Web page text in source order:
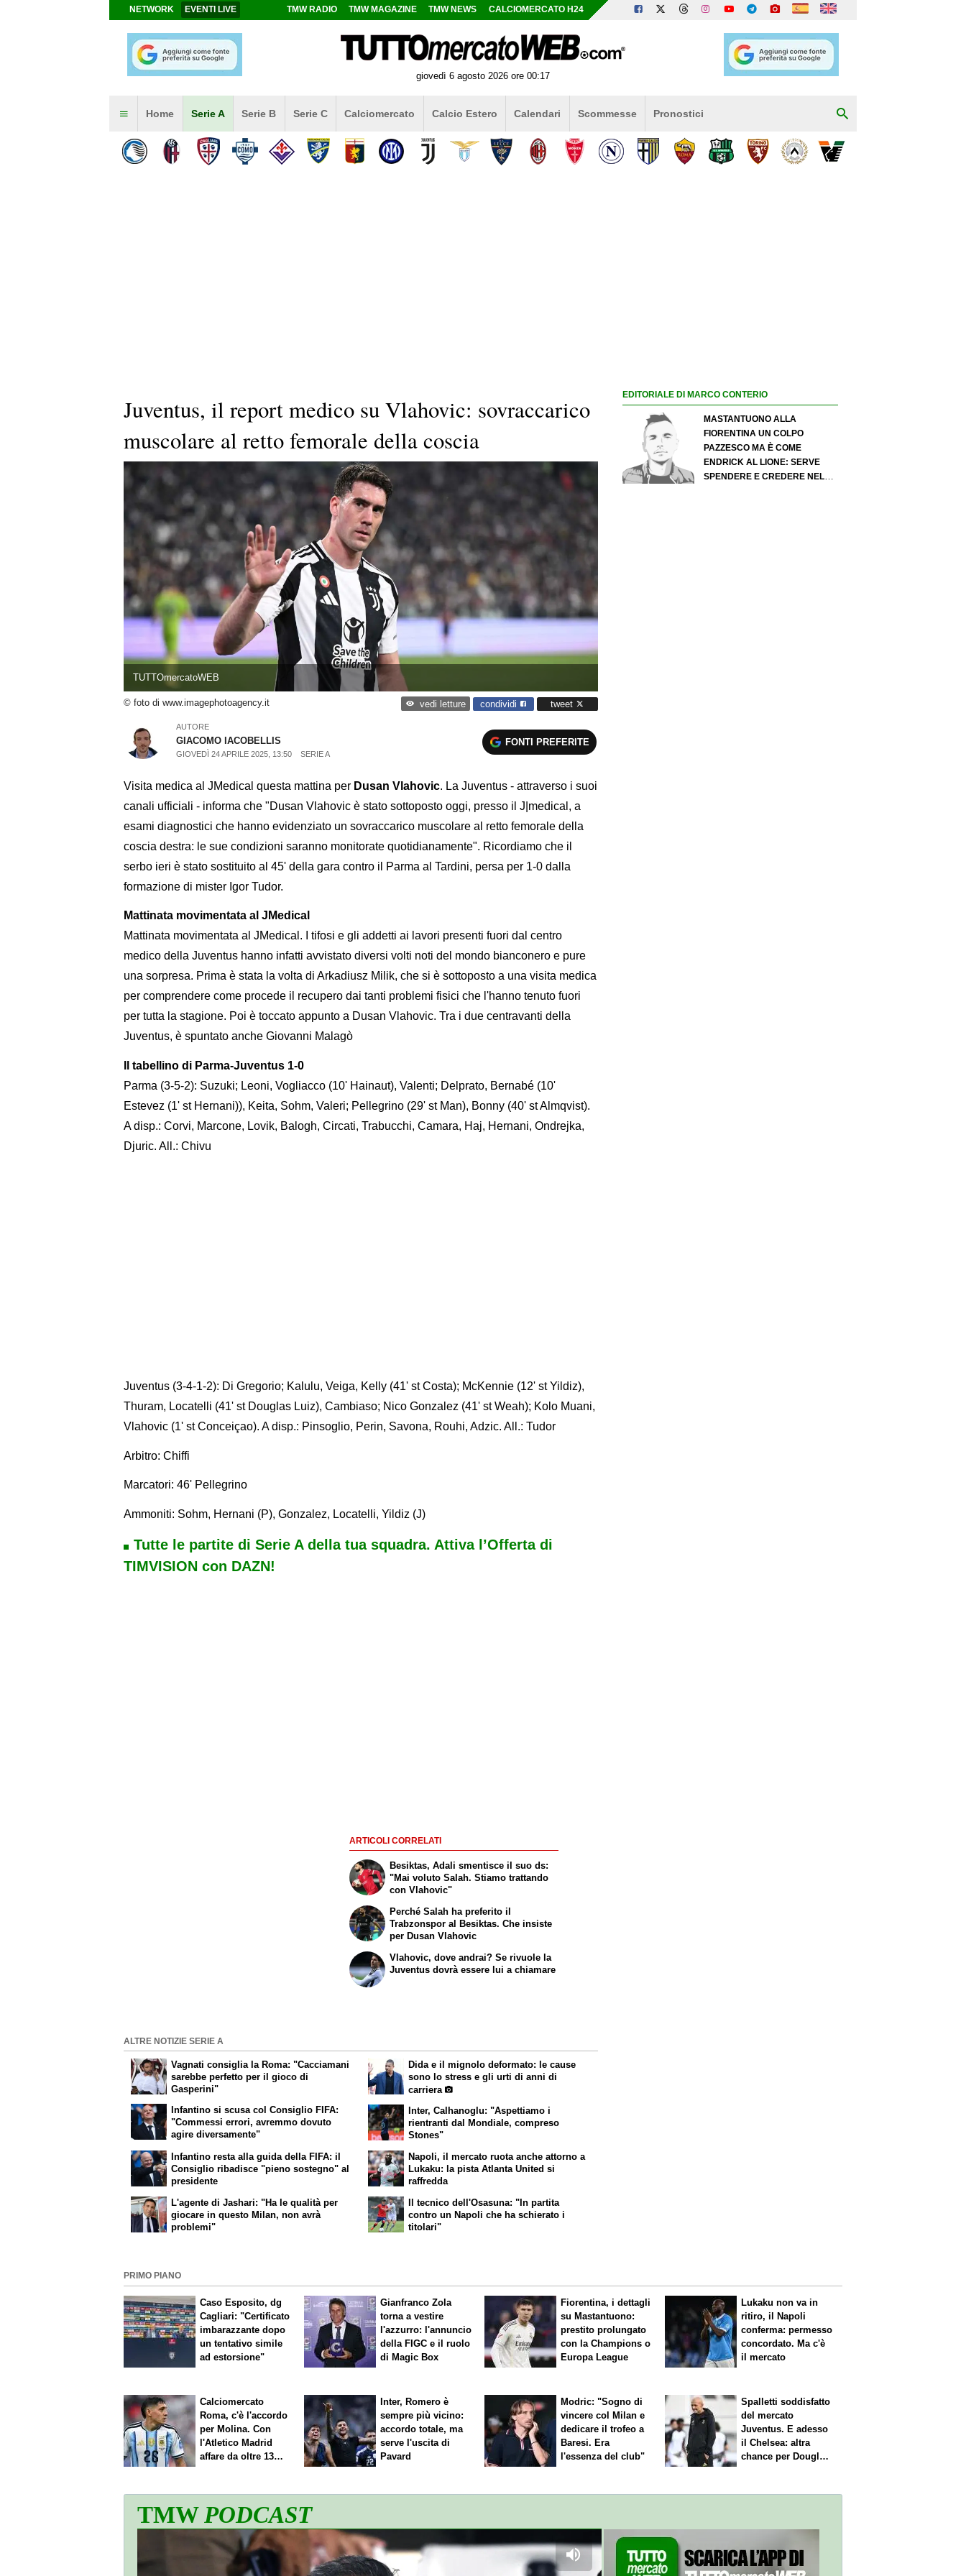
NETWORK EVENTI LIVE TMW RADIO TMW MAGAZINE TMW NEWS CALCIOMERCATO H24
giovedì 6 agosto 2026 ore 00:17
Home Serie A Serie B Serie C Calciomercato Calcio Estero Calendari Scommesse Pronostici
Juventus, il report medico su Vlahovic: sovraccarico
muscolare al retto femorale della coscia
TUTTOmercatoWEB
© foto di www.imagephotoagency.it vedi letture condividi tweet
AUTORE
GIACOMO IACOBELLIS
GIOVEDÌ 24 APRILE 2025, 13:50 SERIE A
FONTI PREFERITE
Visita medica al JMedical questa mattina per Dusan Vlahovic. La Juventus - attraverso i suoi
canali ufficiali - informa che "Dusan Vlahovic è stato sottoposto oggi, presso il J|medical, a
esami diagnostici che hanno evidenziato un sovraccarico muscolare al retto femorale della
coscia destra: le sue condizioni saranno monitorate quotidianamente". Ricordiamo che il
serbo ieri è stato sostituito al 45' della gara contro il Parma al Tardini, persa per 1-0 dalla
formazione di mister Igor Tudor.
Mattinata movimentata al JMedical
Mattinata movimentata al JMedical. I tifosi e gli addetti ai lavori presenti fuori dal centro
medico della Juventus hanno infatti avvistato diversi volti noti del mondo bianconero e pure
una sorpresa. Prima è stata la volta di Arkadiusz Milik, che si è sottoposto a una visita medica
per comprendere come procede il recupero dai tanti problemi fisici che l'hanno tenuto fuori
per tutta la stagione. Poi è toccato appunto a Dusan Vlahovic. Tra i due centravanti della
Juventus, è spuntato anche Giovanni Malagò
Il tabellino di Parma-Juventus 1-0
Parma (3-5-2): Suzuki; Leoni, Vogliacco (10' Hainaut), Valenti; Delprato, Bernabé (10'
Estevez (1' st Hernani)), Keita, Sohm, Valeri; Pellegrino (29' st Man), Bonny (40' st Almqvist).
A disp.: Corvi, Marcone, Lovik, Balogh, Circati, Trabucchi, Camara, Haj, Hernani, Ondrejka,
Djuric. All.: Chivu
Juventus (3-4-1-2): Di Gregorio; Kalulu, Veiga, Kelly (41' st Costa); McKennie (12' st Yildiz),
Thuram, Locatelli (41' st Douglas Luiz), Cambiaso; Nico Gonzalez (41' st Weah); Kolo Muani,
Vlahovic (1' st Conceiçao). A disp.: Pinsoglio, Perin, Savona, Rouhi, Adzic. All.: Tudor
Arbitro: Chiffi
Marcatori: 46' Pellegrino
Ammoniti: Sohm, Hernani (P), Gonzalez, Locatelli, Yildiz (J)
Tutte le partite di Serie A della tua squadra. Attiva l’Offerta di
TIMVISION con DAZN!
ARTICOLI CORRELATI
Besiktas, Adali smentisce il suo ds:
"Mai voluto Salah. Stiamo trattando
con Vlahovic"
Perché Salah ha preferito il
Trabzonspor al Besiktas. Che insiste
per Dusan Vlahovic
Vlahovic, dove andrai? Se rivuole la
Juventus dovrà essere lui a chiamare
ALTRE NOTIZIE SERIE A
Vagnati consiglia la Roma: "Cacciamani
sarebbe perfetto per il gioco di
Gasperini"
Infantino si scusa col Consiglio FIFA:
"Commessi errori, avremmo dovuto
agire diversamente"
Dida e il mignolo deformato: le cause
sono lo stress e gli urti di anni di
carriera
Inter, Calhanoglu: "Aspettiamo i
rientranti dal Mondiale, compreso
Stones"
Infantino resta alla guida della FIFA: il
Consiglio ribadisce "pieno sostegno" al
presidente
L'agente di Jashari: "Ha le qualità per
giocare in questo Milan, non avrà
problemi"
Napoli, il mercato ruota anche attorno a
Lukaku: la pista Atlanta United si
raffredda
Il tecnico dell'Osasuna: "In partita
contro un Napoli che ha schierato i
titolari"
EDITORIALE DI MARCO CONTERIO
MASTANTUONO ALLA
FIORENTINA UN COLPO
PAZZESCO MA È COME
ENDRICK AL LIONE: SERVE
SPENDERE E CREDERE NELLO
PRIMO PIANO
Caso Esposito, dg
Cagliari: "Certificato
imbarazzante dopo
un tentativo simile
ad estorsione"
Gianfranco Zola
torna a vestire
l'azzurro: l'annuncio
della FIGC e il ruolo
di Magic Box
Fiorentina, i dettagli
su Mastantuono:
prestito prolungato
con la Champions o
Europa League
Lukaku non va in
ritiro, il Napoli
conferma: permesso
concordato. Ma c'è
il mercato
Calciomercato
Roma, c'è l'accordo
per Molina. Con
l'Atletico Madrid
affare da oltre 13
Inter, Romero è
sempre più vicino:
accordo totale, ma
serve l'uscita di
Pavard
Modric: "Sogno di
vincere col Milan e
dedicare il trofeo a
Baresi. Era
l'essenza del club"
Spalletti soddisfatto
del mercato
Juventus. E adesso
il Chelsea: altra
chance per Douglas
TMWPODCAST